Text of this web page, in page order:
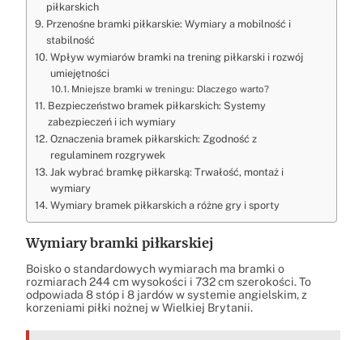
piłkarskich
Przenośne bramki piłkarskie: Wymiary a mobilność i
stabilność
Wpływ wymiarów bramki na trening piłkarski i rozwój
umiejętności
Mniejsze bramki w treningu: Dlaczego warto?
Bezpieczeństwo bramek piłkarskich: Systemy
zabezpieczeń i ich wymiary
Oznaczenia bramek piłkarskich: Zgodność z
regulaminem rozgrywek
Jak wybrać bramkę piłkarską: Trwałość, montaż i
wymiary
Wymiary bramek piłkarskich a różne gry i sporty
Wymiary bramki piłkarskiej
Boisko o standardowych wymiarach ma bramki o
rozmiarach 244 cm wysokości i 732 cm szerokości. To
odpowiada 8 stóp i 8 jardów w systemie angielskim, z
korzeniami piłki nożnej w Wielkiej Brytanii.